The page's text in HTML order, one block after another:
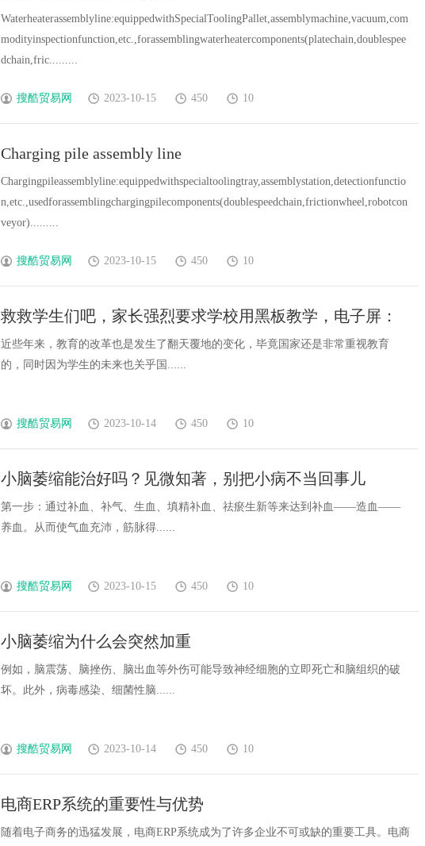
Waterheaterassemblyline:equippedwithSpecialToolingPallet,assemblymachine,vacuum,com
modityinspectionfunction,etc.,forassemblingwaterheatercomponents(platechain,doublespee
dchain,fric.........
搜酷贸易网 2023-10-15 450 10
Charging pile assembly line
Chargingpileassemblyline:equippedwithspecialtoolingtray,assemblystation,detectionfunctio
n,etc.,usedforassemblingchargingpilecomponents(doublespeedchain,frictionwheel,robotcon
veyor).........
搜酷贸易网 2023-10-15 450 10
救救学生们吧，家长强烈要求学校用黑板教学，电子屏：
这锅我不背
近些年来，教育的改革也是发生了翻天覆地的变化，毕竟国家还是非常重视教育
的，同时因为学生的未来也关乎国......
搜酷贸易网 2023-10-14 450 10
小脑萎缩能治好吗？见微知著，别把小病不当回事儿
第一步：通过补血、补气、生血、填精补血、祛瘀生新等来达到补血——造血——
养血。从而使气血充沛，筋脉得......
搜酷贸易网 2023-10-15 450 10
小脑萎缩为什么会突然加重
例如，脑震荡、脑挫伤、脑出血等外伤可能导致神经细胞的立即死亡和脑组织的破
坏。此外，病毒感染、细菌性脑......
搜酷贸易网 2023-10-14 450 10
电商ERP系统的重要性与优势
随着电子商务的迅猛发展，电商ERP系统成为了许多企业不可或缺的重要工具。电商